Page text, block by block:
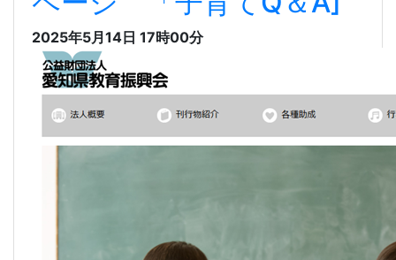
2025年5月14日 17時00分